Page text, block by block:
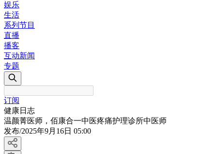
娱乐
生活
系列节目
直播
播客
互动新闻
专题
订阅
健康日志
温颜菁医师，佰康合一中医疼痛护理诊所中医师
发布/2025年9月16日 05:00